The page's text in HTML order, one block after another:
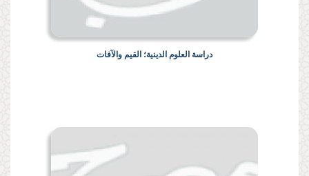
دراسة العلوم الدينية؛ القيم والآفات